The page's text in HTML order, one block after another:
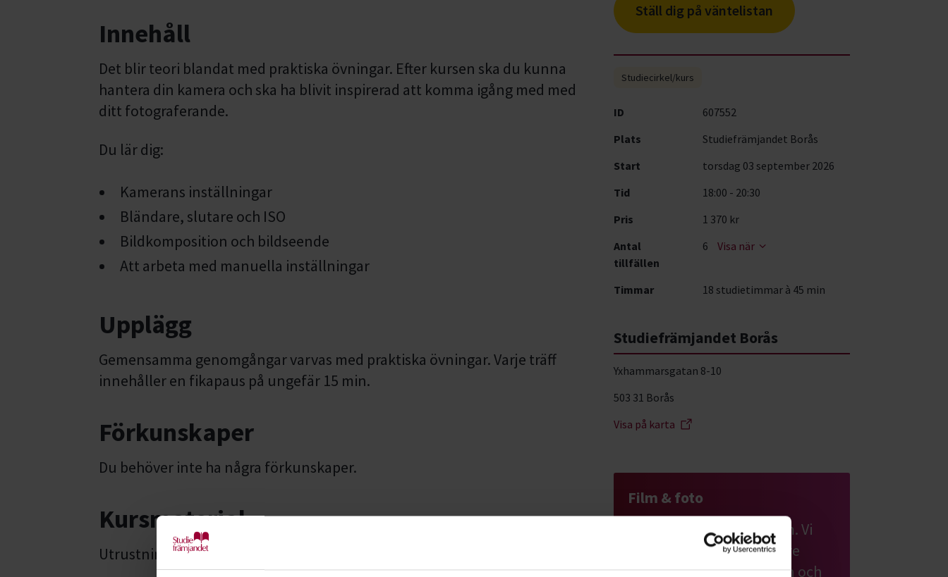
Innehåll
Det blir teori blandat med praktiska övningar. Efter kursen ska du kunna
hantera din kamera och ska ha blivit inspirerad att komma igång med med
ditt fotograferande.
Du lär dig:
Kamerans inställningar
Bländare, slutare och ISO
Bildkomposition och bildseende
Att arbeta med manuella inställningar
Upplägg
Gemensamma genomgångar varvas med praktiska övningar. Varje träff
innehåller en fikapaus på ungefär 15 min.
Förkunskaper
Du behöver inte ha några förkunskaper.
Kursmaterial
Utrustning du behöver ha med dig är en systemkamera.
Ställ dig på väntelistan
Studiecirkel/kurs
ID
607552
Plats
Studiefrämjandet Borås
Start
torsdag 03 september 2026
Tid
18:00 - 20:30
Pris
1 370 kr
Antal
tillfällen
6 Visa när
Timmar 18 studietimmar à 45 min
Studiefrämjandet Borås
Yxhammarsgatan 8-10
503 31 Borås
Visa på karta
Film & foto
Gå en kurs i foto eller film. Vi
kan hjälpa dig att ta bättre
bilder, filma med mobilen och